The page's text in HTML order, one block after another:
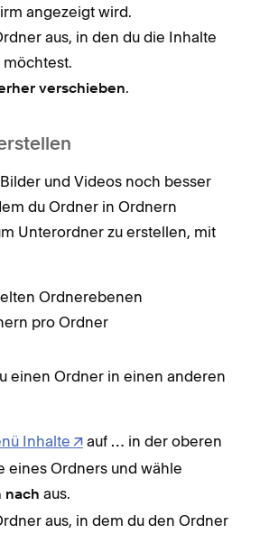
angezeigt wird.
aus, in den du die Inhalte
verschieben.
und Videos noch besser
du Ordner in Ordnern
Unterordner zu erstellen, mit
Ordnerebenen
pro Ordner
einen Ordner in einen anderen
Inhalte auf … in der oberen
eines Ordners und wähle
nach aus.
aus, in dem du den Ordner